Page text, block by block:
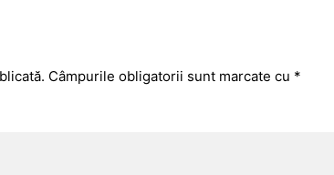
Câmpurile obligatorii sunt marcate cu *